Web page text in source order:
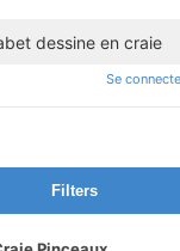
Se
Filters